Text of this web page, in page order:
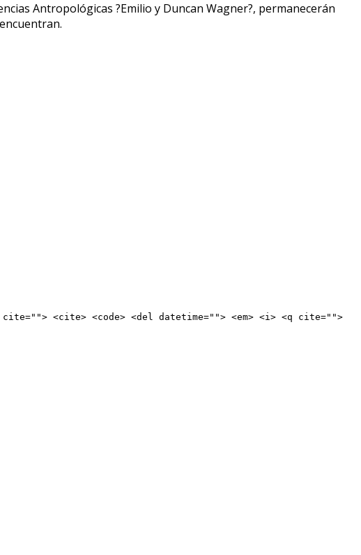
Antropológicas ?Emilio y Duncan Wagner?, permanecerán
<cite> <code> <del datetime=""> <em> <i> <q cite="">